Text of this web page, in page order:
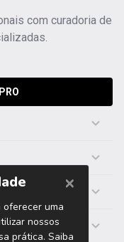
com curadoria de